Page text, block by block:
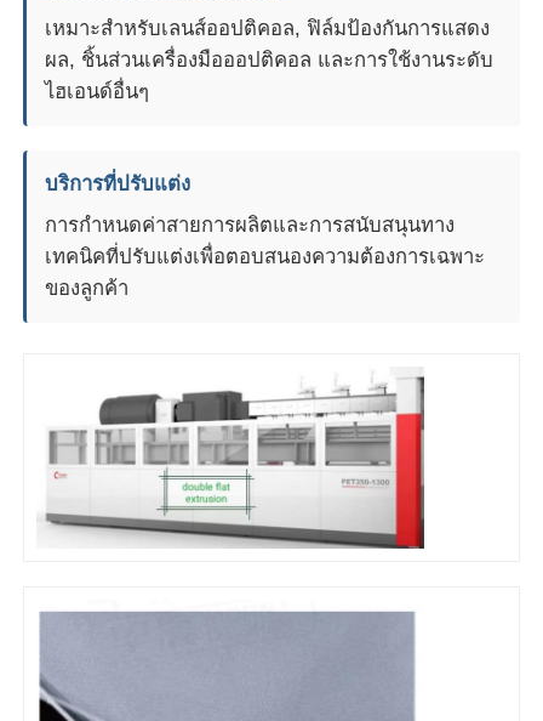
เหมาะสำหรับเลนส์ออปติคอล, ฟิล์มป้องกันการแสดง
ผล, ชิ้นส่วนเครื่องมือออปติคอล และการใช้งานระดับ
ไฮเอนด์อื่นๆ
บริการที่ปรับแต่ง
การกำหนดค่าสายการผลิตและการสนับสนุนทาง
เทคนิคที่ปรับแต่งเพื่อตอบสนองความต้องการเฉพาะ
ของลูกค้า